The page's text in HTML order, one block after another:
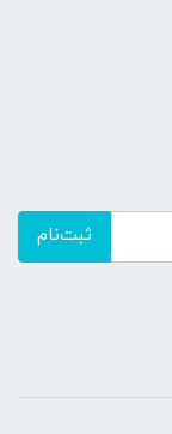
ثبت‌نام